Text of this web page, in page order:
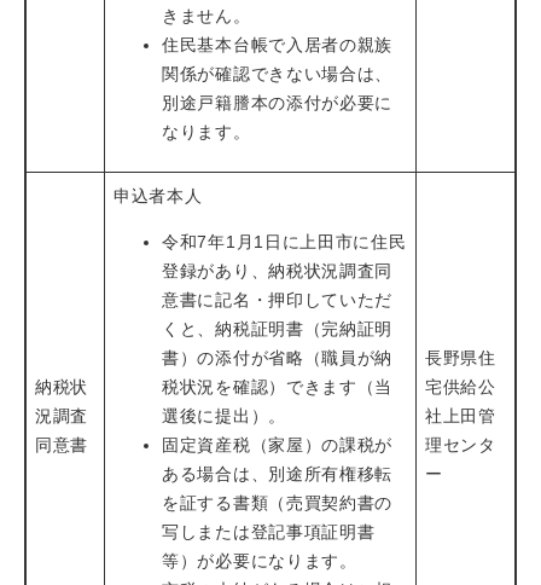
きません。
住民基本台帳で入居者の親族
関係が確認できない場合は、
別途戸籍謄本の添付が必要に
なります。
納税状
況調査
同意書
申込者本人
令和7年1月1日に上田市に住民
登録があり、納税状況調査同
意書に記名・押印していただ
くと、納税証明書（完納証明
書）の添付が省略（職員が納
税状況を確認）できます（当
選後に提出）。
固定資産税（家屋）の課税が
ある場合は、別途所有権移転
を証する書類（売買契約書の
写しまたは登記事項証明書
等）が必要になります。
長野県住
宅供給公
社上田管
理センタ
ー